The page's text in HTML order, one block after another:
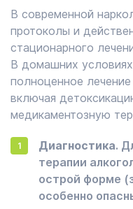
В современной
протоколы и
стационарного
В домашних
полноценное
включая
медикаментозную
Диагностика.
терапии
острой форме
особенно